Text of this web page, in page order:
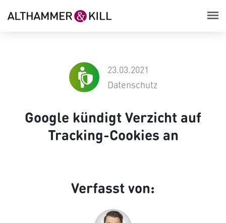
23.03.2021
Datenschutz
Google kündigt Verzicht auf
Tracking-Cookies an
Verfasst von: